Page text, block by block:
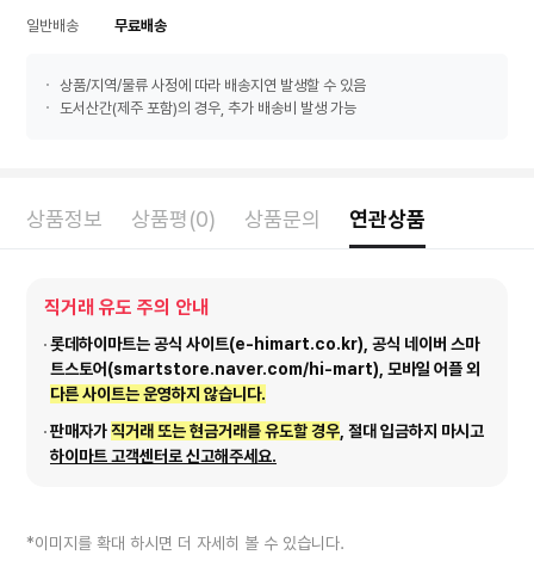
일반배송 무료배송
상품/지역/물류 사정에 따라 배송지연 발생할 수 있음
도서산간(제주 포함)의 경우, 추가 배송비 발생 가능
상품정보 상품평(0) 상품문의 연관상품
직거래 유도 주의 안내
롯데하이마트는 공식 사이트(e-himart.co.kr), 공식 네이버 스마
트스토어(smartstore.naver.com/hi-mart), 모바일 어플 외
다른 사이트는 운영하지 않습니다.
판매자가직거래 또는 현금거래를 유도할 경우 , 절대 입금하지 마시고
하이마트 고객센터로 신고해주세요.
*이미지를 확대 하시면 더 자세히 볼 수 있습니다.